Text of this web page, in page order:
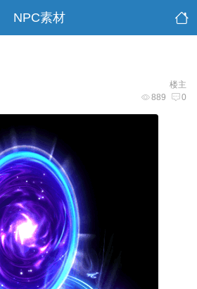
NPC素材
楼主
889 0